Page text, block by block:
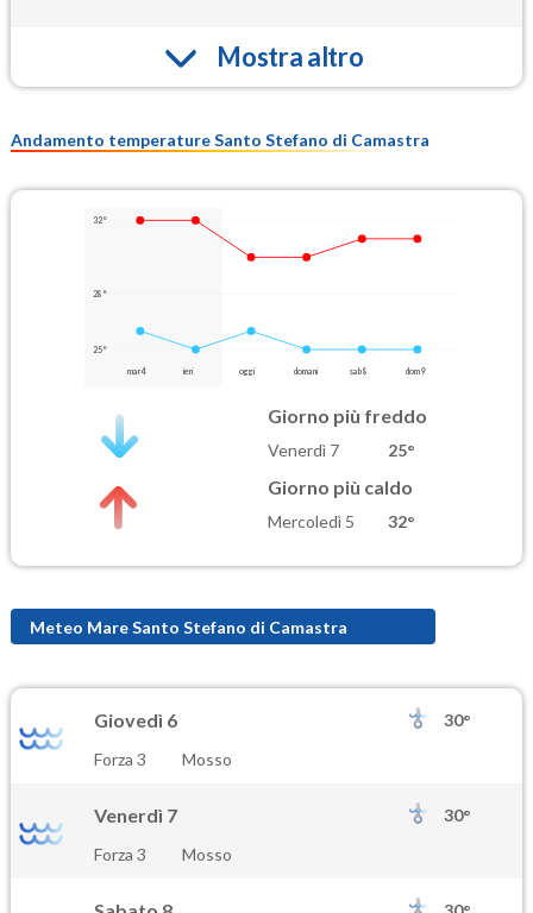
Mostra altro
Andamento temperature Santo Stefano di Camastra
32°
28°
25°
mar 4 ieri oggi domani sab 8 dom 9
Giorno più freddo
Venerdì 7 25°
Giorno più caldo
Mercoledì 5 32°
Meteo Mare Santo Stefano di Camastra
Giovedì 6
30°
Forza 3
Mosso
Venerdì 7
30°
Forza 3
Mosso